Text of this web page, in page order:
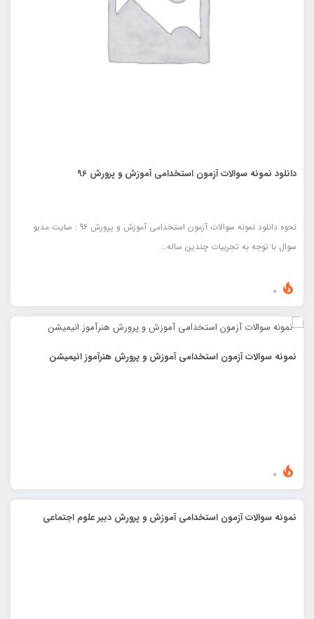
دانلود نمونه سوالات آزمون استخدامی آموزش و پرورش 96
نحوه دانلود نمونه سوالات آزمون استخدامی آموزش و پرورش 96 : سایت مدیو
سوال با توجه به تجربیات چندین ساله…
نمونه سوالات آزمون استخدامی آموزش و پرورش هنرآموز انیمیشن
نمونه سوالات آزمون استخدامی آموزش و پرورش دبیر علوم اجتماعی